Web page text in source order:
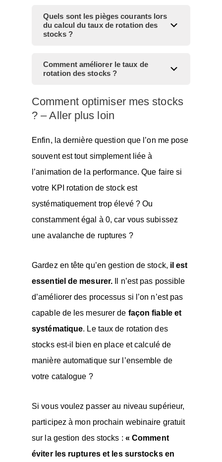
Quels sont les pièges courants lors
du calcul du taux de rotation des
stocks ?
Comment améliorer le taux de
rotation des stocks ?
Comment optimiser mes stocks
? – Aller plus loin
Enfin, la dernière question que l’on me pose
souvent est tout simplement liée à
l’animation de la performance. Que faire si
votre KPI rotation de stock est
systématiquement trop élevé ? Ou
constamment égal à 0, car vous subissez
une avalanche de ruptures ?
Gardez en tête qu’en gestion de stock, il est
essentiel de mesurer. Il n’est pas possible
d’améliorer des processus si l’on n’est pas
capable de les mesurer de façon fiable et
systématique. Le taux de rotation des
stocks est-il bien en place et calculé de
manière automatique sur l’ensemble de
votre catalogue ?
Si vous voulez passer au niveau supérieur,
participez à mon prochain webinaire gratuit
sur la gestion des stocks : « Comment
éviter les ruptures et les surstocks en